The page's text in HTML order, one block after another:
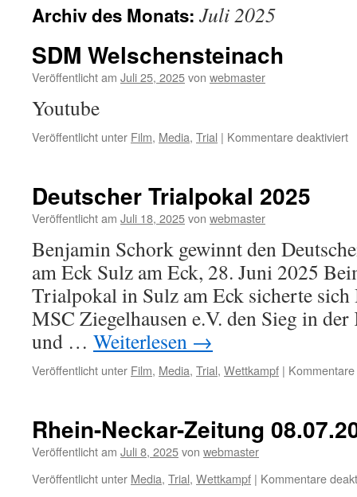
Archiv des Monats: Juli 2025
SDM Welschensteinach
Veröffentlicht am Juli 25, 2025von webmaster
Youtube
Veröffentlicht unter Film, Media, Trial | Kommentare deaktiviert
Deutscher Trialpokal 2025
Veröffentlicht am Juli 18, 2025von webmaster
Benjamin Schork gewinnt den
am Eck Sulz am Eck, 28. Juni 2025
Trialpokal in Sulz am Eck sicherte
MSC Ziegelhausen e.V. den Sieg in
und … Weiterlesen →
Veröffentlicht unter Film, Media, Trial, Wettkampf |
Rhein-Neckar-Zeitung
Veröffentlicht am Juli 8, 2025von webmaster
Veröffentlicht unter Media, Trial, Wettkampf | Kommentare